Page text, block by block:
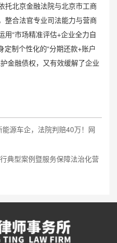
托北京金融法院与北京市工商
整合法官专业司法能力与营商
“市场精准评估+企业全力自
定制个性化的“分期还款+账户
金融债权，又有效缓解了企业
源车企，法院判赔40万！网
典型案例暨服务保障法治化营